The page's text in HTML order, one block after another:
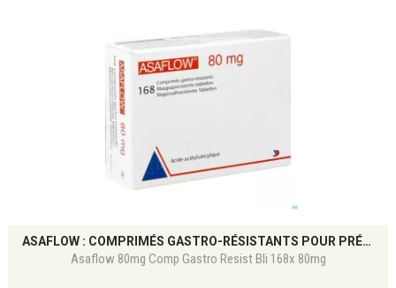
ASAFLOW : COMPRIMÉS GASTRO-RÉSISTANTS POUR PRÉVENTION CARDIOVASCULAIRE
Asaflow 80mg Comp Gastro Resist Bli 168x 80mg